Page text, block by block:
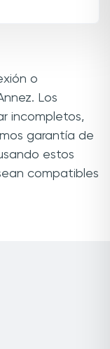
o
Los
incompletos,
garantía de
estos
compatibles